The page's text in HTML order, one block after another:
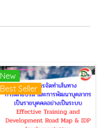
New
Best Seller